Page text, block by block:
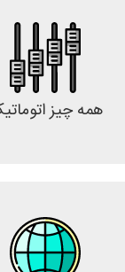
همه چیز